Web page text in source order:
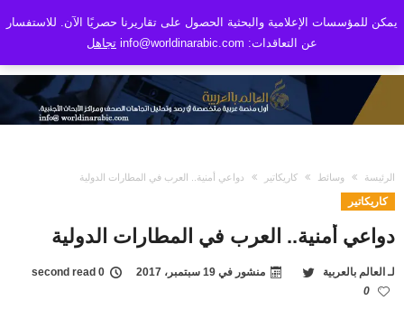
الرئيسة وسائط كاريكاتير دواعي أمنية.. العرب في المطارات الدولية
كاريكاتير
دواعي أمنية.. العرب في المطارات الدولية
لـ العالم بالعربية منشور في 19 سبتمبر، 2017
0 second read
0
يمكن للمؤسسات الإعلامية والبحثية الحصول على تقاريرنا حصريًا الآن. للاستفسار
عن التعاقدات: info@worldinarabic.com
تجاهل